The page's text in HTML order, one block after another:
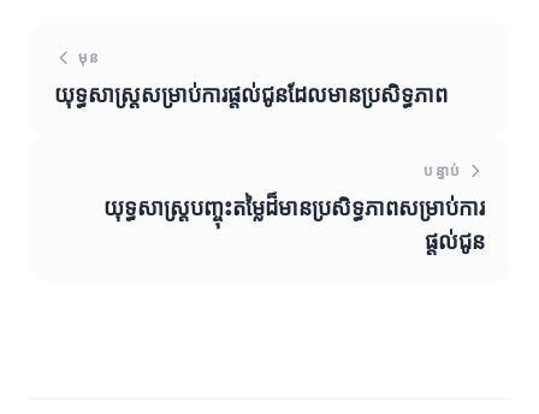
មុន
យុទ្ធសាស្ត្រសម្រាប់ការផ្តល់ជូនដែលមានប្រសិទ្ធភាព
បន្ទាប់
យុទ្ធសាស្ត្របញ្ចុះតម្លៃដ៏មានប្រសិទ្ធភាពសម្រាប់ការ
ផ្តល់ជូន